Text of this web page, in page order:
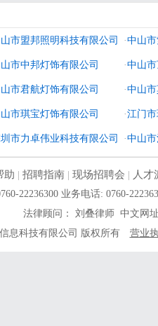
市盟邦照明科技有限公司 ·中山
市中邦灯饰有限公司 ·中山
市君航灯饰有限公司 ·中山
市琪宝灯饰有限公司 ·江门
市力卓伟业科技有限公司 ·中山
助 | 招聘指南| 现场招聘会 | 人才
22236300 业务电话: 0760-
法律顾问： 刘叠律师 中文网
息科技有限公司 版权所有
营业